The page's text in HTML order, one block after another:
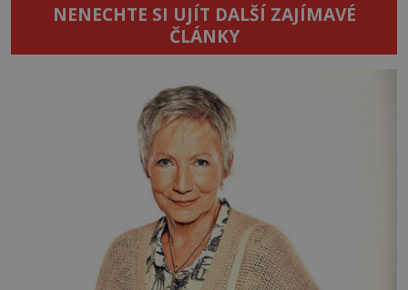
NENECHTE SI UJÍT DALŠÍ ZAJÍMAVÉ
ČLÁNKY